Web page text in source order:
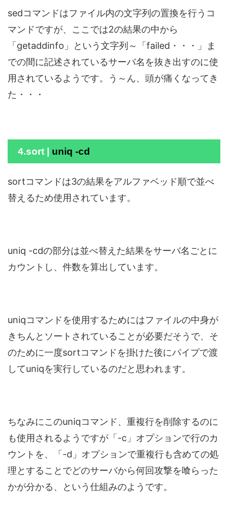
sedコマンドはファイル内の文字列の置換を行うコ
マンドですが、ここでは2の結果の中から
「getaddinfo」という文字列～「failed・・・」ま
での間に記述されているサーバ名を抜き出すのに使
用されているようです。う～ん、頭が痛くなってき
た・・・
4.sort | uniq -cd
sortコマンドは3の結果をアルファベッド順で並べ
替えるため使用されています。
uniq -cdの部分は並べ替えた結果をサーバ名ごとに
カウントし、件数を算出しています。
uniqコマンドを使用するためにはファイルの中身が
きちんとソートされていることが必要だそうで、そ
のために一度sortコマンドを掛けた後にパイプで渡
してuniqを実行しているのだと思われます。
ちなみにこのuniqコマンド、重複行を削除するのに
も使用されるようですが「-c」オプションで行のカ
ウントを、「-d」オプションで重複行も含めての処
理とすることでどのサーバから何回攻撃を喰らった
かが分かる、という仕組みのようです。